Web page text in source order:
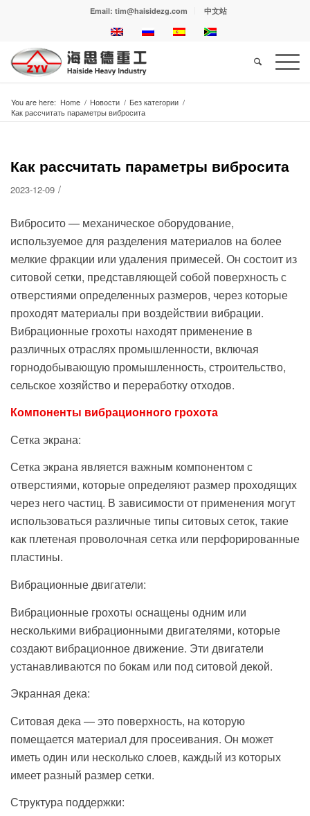
Email: tim@haisidezg.com 中文站
You are here: Home / Новости / Без категории /
Как рассчитать параметры вибросита
Как рассчитать параметры вибросита
2023-12-09 /
Вибросито — механическое оборудование,
используемое для разделения материалов на более
мелкие фракции или удаления примесей. Он состоит из
ситовой сетки, представляющей собой поверхность с
отверстиями определенных размеров, через которые
проходят материалы при воздействии вибрации.
Вибрационные грохоты находят применение в
различных отраслях промышленности, включая
горнодобывающую промышленность, строительство,
сельское хозяйство и переработку отходов.
Компоненты вибрационного грохота
Сетка экрана:
Сетка экрана является важным компонентом с
отверстиями, которые определяют размер проходящих
через него частиц. В зависимости от применения могут
использоваться различные типы ситовых сеток, такие
как плетеная проволочная сетка или перфорированные
пластины.
Вибрационные двигатели:
Вибрационные грохоты оснащены одним или
несколькими вибрационными двигателями, которые
создают вибрационное движение. Эти двигатели
устанавливаются по бокам или под ситовой декой.
Экранная дека:
Ситовая дека — это поверхность, на которую
помещается материал для просеивания. Он может
иметь один или несколько слоев, каждый из которых
имеет разный размер сетки.
Структура поддержки: